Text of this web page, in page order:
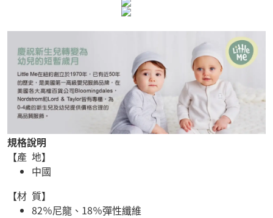
規格說明
【產 地】
中國
【材 質】
82％尼龍、18％彈性纖維